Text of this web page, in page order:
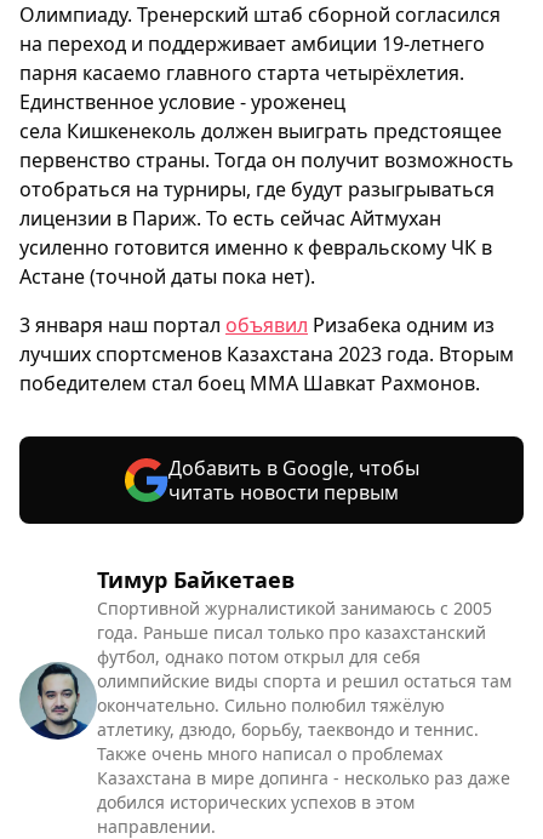
Тимур Байкетаев
Спортивной журналистикой занимаюсь с 2005
года. Раньше писал только про казахстанский
футбол, однако потом открыл для себя
олимпийские виды спорта и решил остаться там
окончательно. Сильно полюбил тяжёлую
атлетику, дзюдо, борьбу, таеквондо и теннис.
Также очень много написал о проблемах
Казахстана в мире допинга - несколько раз даже
добился исторических успехов в этом
направлении.
Олимпиаду. Тренерский штаб сборной согласился
на переход и поддерживает амбиции 19-летнего
парня касаемо главного старта четырёхлетия.
Единственное условие - уроженец
села Кишкенеколь должен выиграть предстоящее
первенство страны. Тогда он получит возможность
отобраться на турниры, где будут разыгрываться
лицензии в Париж. То есть сейчас Айтмухан
усиленно готовится именно к февральскому ЧК в
Астане (точной даты пока нет).
3 января наш портал объявил Ризабека одним из
лучших спортсменов Казахстана 2023 года. Вторым
победителем стал боец MMA Шавкат Рахмонов.
Добавить в Google, чтобы
читать новости первым